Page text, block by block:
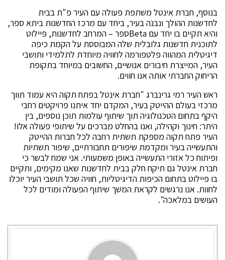
בנוסף, חברת אינטל משתפת פעולה עם העיר פ"ת בבית
לחדשנות ההולך ונבנה בעיר, ביחד עם מרכז החדשנות ביתא ספר,
והיאתקיים בו יחד עם Betaספר – המרחב לחדשנות, פיילוט
לתוכנית חדשנות גלובלית שלה המבוססת על הקמת כיפה
דיגיטלית המהווה פלטפורמה לחוויה מיוחדת לתלמידי ותושבי
העיר, המייצרת חיבורים אנושיים, החשובים במיוחד בתקופת
הריחוק החברתי אותה אנו חווים.
ראש העיר רמי גרינברג "חברת אינטל בפתח תקוה היא עמוד תווך
מרכזי בעולם ההייטק בעיר, המקדם יחד איתנו פרויקטים רחבי
היקף בתחום הטכנולוגיה תוך שיתוף עולמות תוכן נוספים, בין
היתר: חינוך וקהילה, ואנו בהחלט מברכים על שיתופי פעולה אלו!
העיר פתח תקוה מספקת תשתית רחבה לכל חברות ההייטק
והתעשייה בעיר ומקדמת שיפורים תחבורתיים, שיפור תשתיות
ופיתוח כל אזורי התעשייה באופן משמעותי. אני שמח לבשר כי
חברת אינטל גם תיקח חלק בבית לחדשנות שאנו מקימים, ותקיים
בו פיילוט בתחום הכיפות הדיגיטליות, חוויה שכל תושבי העיר יוכלו
לחוות. אנו נרגשים לקראת המשך שיתוף הפעולה ומודים לכל
העושים במלאכה".